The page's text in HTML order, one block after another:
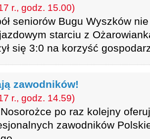
r., godz. 15.00)
seniorów Bugu Wyszków nie
starciu z
się 3:0 na korzyść
zawodników!
r., godz. 14.59)
po raz kolejny
zawodników